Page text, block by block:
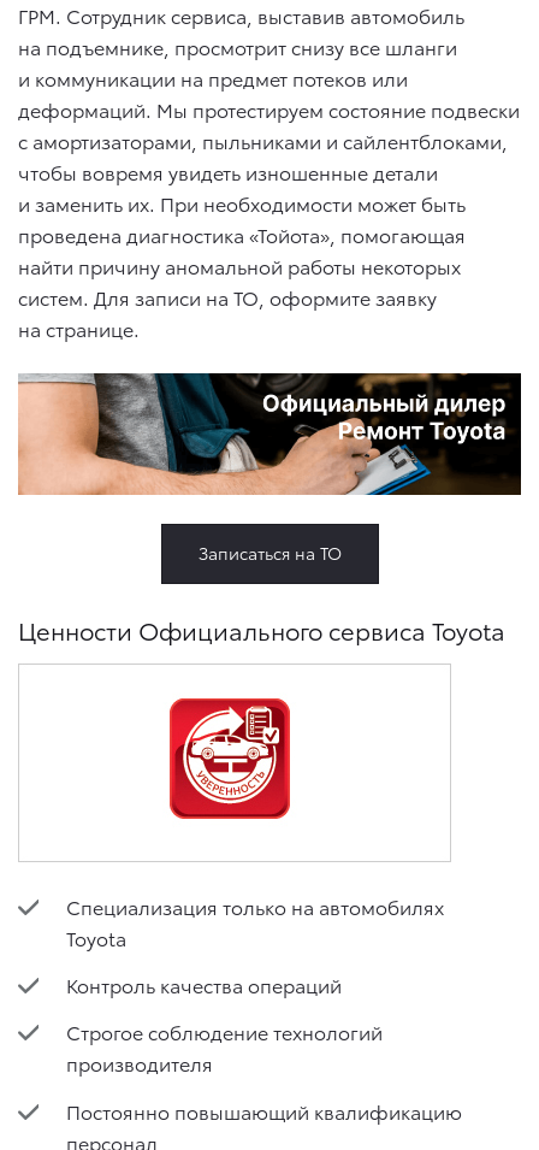
ГРМ. Сотрудник сервиса, выставив автомобиль
на подъемнике, просмотрит снизу все шланги
и коммуникации на предмет потеков или
деформаций. Мы протестируем состояние подвески
с амортизаторами, пыльниками и сайлентблоками,
чтобы вовремя увидеть изношенные детали
и заменить их. При необходимости может быть
проведена диагностика «Тойота», помогающая
найти причину аномальной работы некоторых
систем. Для записи на ТО, оформите заявку
на странице.
Записаться на ТО
Ценности Официального сервиса Toyota
Специализация только на автомобилях
Toyota
Контроль качества операций
Строгое соблюдение технологий
производителя
Постоянно повышающий квалификацию
персонал